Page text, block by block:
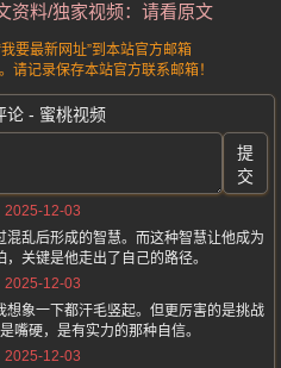
资料/独家视频：请看原文
要最新网址”到本站官方邮箱
请记录保存本站官方联系邮箱！
论 - 蜜桃视频
提
交
2025-12-03
乱后形成的智慧。而这种智慧让他成为
关键是他走出了自己的路径。
2025-12-03
象一下都汗毛竖起。但更厉害的是挑战
嘴硬，是有实力的那种自信。
2025-12-03